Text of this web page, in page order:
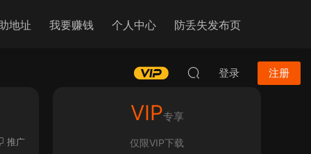
地址 我要赚钱 个人中心 防丢失发布页
登录 注册
推广
VIP专享
仅限VIP下载